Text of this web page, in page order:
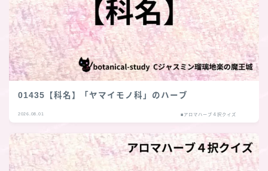
01435【科名】「ヤマイモノ科」のハーブ
2026.08.01 ■アロマハーブ４択クイズ